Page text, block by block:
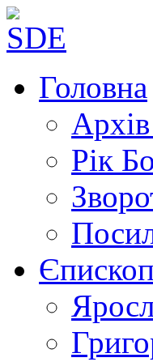
Головна
Рік